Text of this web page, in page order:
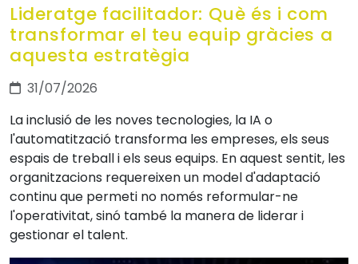
Lideratge facilitador: Què és i com
transformar el teu equip gràcies a
aquesta estratègia
31/07/2026
La inclusió de les noves tecnologies, la IA o
l'automatització transforma les empreses, els seus
espais de treball i els seus equips. En aquest sentit, les
organitzacions requereixen un model d'adaptació
continu que permeti no només reformular-ne
l'operativitat, sinó també la manera de liderar i
gestionar el talent.